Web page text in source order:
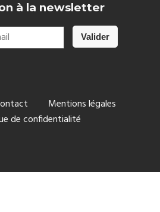
à la newsletter
Mentions légales
de confidentialité